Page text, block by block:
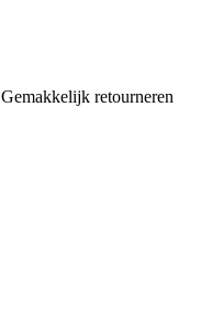
Gemakkelijk retourneren